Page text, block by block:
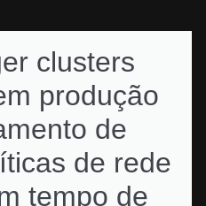
clusters
produção
de
de rede
tempo de